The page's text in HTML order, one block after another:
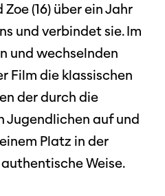
Zoe (16) über ein Jahr
und verbindet sie. Im
und wechselnden
Film die klassischen
der durch die
auf und
Platz in der
Weise.